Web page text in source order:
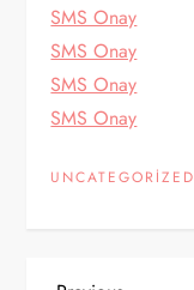
SMS Onay
SMS Onay
SMS Onay
SMS Onay
UNCATEGORIZED